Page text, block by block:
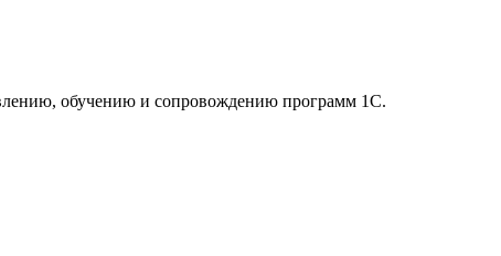
обучению и сопровождению программ 1С.